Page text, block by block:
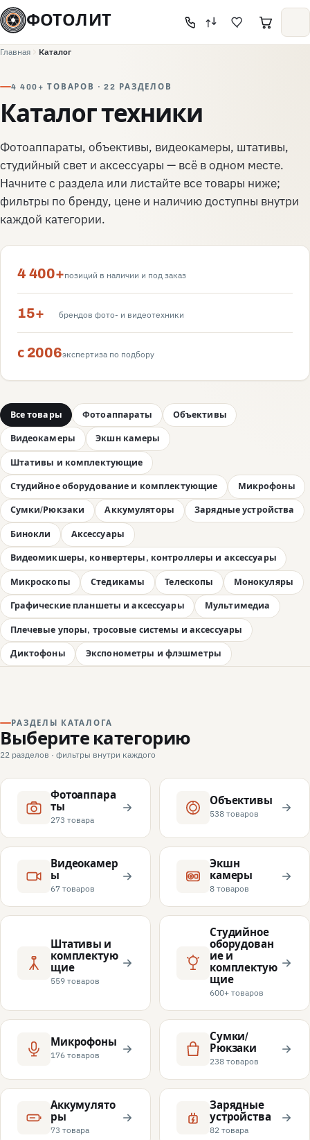
ФОТОЛИТ
Главная Каталог
4 400+ ТОВАРОВ · 22 РАЗДЕЛОВ
Каталог техники
Фотоаппараты, объективы, видеокамеры, штативы,
студийный свет и аксессуары — всё в одном месте.
Начните с раздела или листайте все товары ниже;
фильтры по бренду, цене и наличию доступны внутри
каждой категории.
4 400+позиций в наличии и под заказ
15+ брендов фото- и видеотехники
с 2006экспертиза по подбору
Все товары Фотоаппараты Объективы
Видеокамеры Экшн камеры
Штативы и комплектующие
Студийное оборудование и комплектующие Микрофоны
Сумки/Рюкзаки Аккумуляторы Зарядные устройства
Бинокли Аксессуары
Видеомикшеры, конвертеры, контроллеры и аксессуары
Микроскопы Стедикамы Телескопы Монокуляры
Графические планшеты и аксессуары Мультимедиа
Плечевые упоры, тросовые системы и аксессуары
Диктофоны Экспонометры и флэшметры
РАЗДЕЛЫ КАТАЛОГА
Выберите категорию
22 разделов · фильтры внутри каждого
Фотоаппара
ты
273 товара
Объективы
538 товаров
Видеокамер
ы
67 товаров
Экшн
камеры
8 товаров
Штативы и
комплектую
щие
559 товаров
Студийное
оборудован
ие и
комплектую
щие
600+ товаров
Микрофоны
176 товаров
Сумки/
Рюкзаки
238 товаров
Аккумулято
ры
73 товара
Зарядные
устройства
82 товара